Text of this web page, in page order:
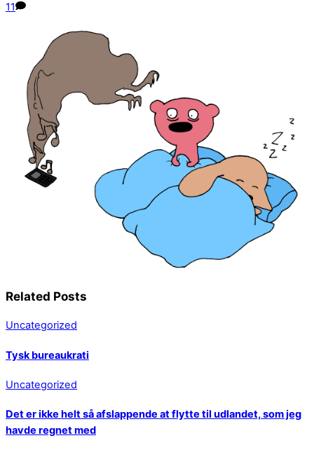
11
Related Posts
Uncategorized
Tysk bureaukrati
Uncategorized
Det er ikke helt så afslappende at flytte til udlandet, som jeg
havde regnet med